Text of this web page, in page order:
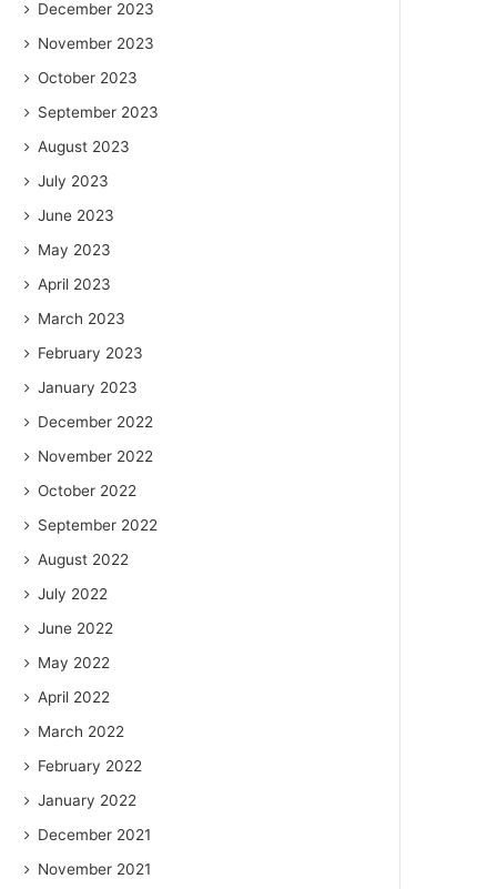
December 2023
November 2023
October 2023
September 2023
August 2023
July 2023
June 2023
May 2023
April 2023
March 2023
February 2023
January 2023
December 2022
November 2022
October 2022
September 2022
August 2022
July 2022
June 2022
May 2022
April 2022
March 2022
February 2022
January 2022
December 2021
November 2021